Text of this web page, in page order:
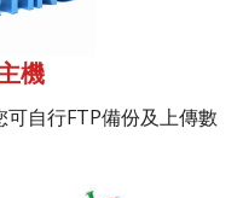
機
自行FTP備份及上傳數